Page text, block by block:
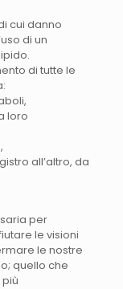
cui danno
di un
di tutte le
loro
all’altro, da
per
le visioni
le nostre
quello che